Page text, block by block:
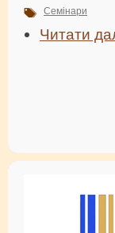
Семінари
Читати